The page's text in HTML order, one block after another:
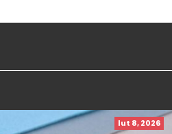
lut 8, 2026